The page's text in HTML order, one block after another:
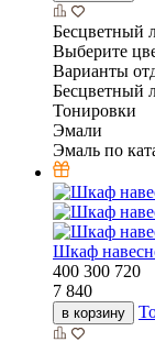
Бесцветный
Выберите
Варианты
Бесцветный
Тонировки
Эмали
Эмаль по
Шкаф
400 300 720
7 840
в корзину